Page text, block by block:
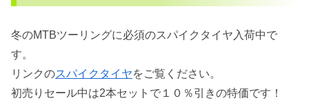
冬のMTBツーリングに必須のスパイクタイヤ入荷中で
す。
リンクのスパイクタイヤをご覧ください。
初売りセール中は2本セットで１０％引きの特価です！